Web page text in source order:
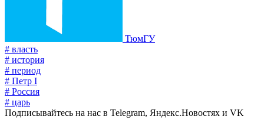
ТюмГУ
# власть
# история
# период
# Петр I
# Россия
# царь
Подписывайтесь на нас в Telegram, Яндекс.Новостях и VK